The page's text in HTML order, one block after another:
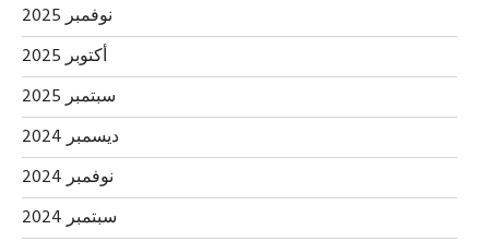
نوفمبر 2025
أكتوبر 2025
سبتمبر 2025
ديسمبر 2024
نوفمبر 2024
سبتمبر 2024